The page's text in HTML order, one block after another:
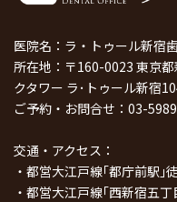
医院名：ラ・トゥール新宿
所在地：〒160-0023 東京
クタワー ラ･トゥール新宿
ご予約・お問合せ： 03-
交通・アクセス：
・都営大江戸線｢都庁前駅｣
・都営大江戸線｢西新宿五